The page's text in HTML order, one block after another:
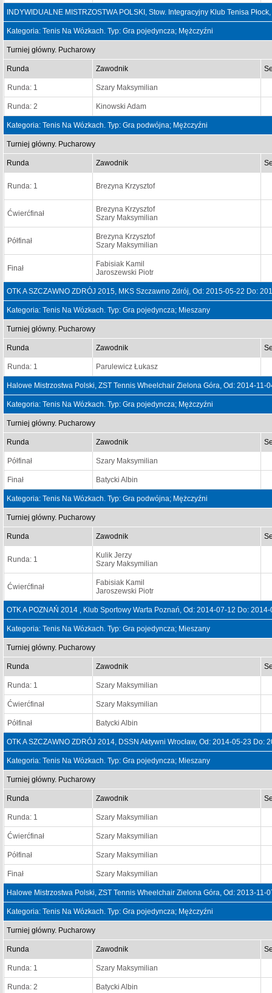
INDYWIDUALNE MISTRZOSTWA POLSKI, Stow. Integracyjny Klub Tenisa
Kategoria: Tenis Na Wózkach. Typ: Gra pojedyncza; Mężczyźni
Turniej główny. Pucharowy
Runda Zawodnik
Runda: 1 Szary Maksymilian
Runda: 2 Kinowski Adam
Kategoria: Tenis Na Wózkach. Typ: Gra podwójna; Mężczyźni
Turniej główny. Pucharowy
Runda Zawodnik
Runda: 1 Brezyna Krzysztof
Ćwierćfinał
Brezyna Krzysztof
Szary Maksymilian
Półfinał
Brezyna Krzysztof
Szary Maksymilian
Finał
Fabisiak Kamil
Jaroszewski Piotr
OTK A SZCZAWNO ZDRÓJ 2015, MKS Szczawno Zdrój, Od: 2015-05-22 Do:
Kategoria: Tenis Na Wózkach. Typ: Gra pojedyncza; Mieszany
Turniej główny. Pucharowy
Runda Zawodnik
Runda: 1 Parulewicz Łukasz
Halowe Mistrzostwa Polski, ZST Tennis Wheelchair Zielona Góra, Od: 2014-11-
Kategoria: Tenis Na Wózkach. Typ: Gra pojedyncza; Mężczyźni
Turniej główny. Pucharowy
Runda Zawodnik
Półfinał Szary Maksymilian
Finał Batycki Albin
Kategoria: Tenis Na Wózkach. Typ: Gra podwójna; Mężczyźni
Turniej główny. Pucharowy
Runda Zawodnik
Runda: 1
Kulik Jerzy
Szary Maksymilian
Ćwierćfinał
Fabisiak Kamil
Jaroszewski Piotr
OTK A POZNAŃ 2014 , Klub Sportowy Warta Poznań, Od: 2014-07-12 Do:
Kategoria: Tenis Na Wózkach. Typ: Gra pojedyncza; Mieszany
Turniej główny. Pucharowy
Runda Zawodnik
Runda: 1 Szary Maksymilian
Ćwierćfinał Szary Maksymilian
Półfinał Batycki Albin
OTK A SZCZAWNO ZDRÓJ 2014, DSSN Aktywni Wrocław, Od: 2014-05-23 Do:
Kategoria: Tenis Na Wózkach. Typ: Gra pojedyncza; Mieszany
Turniej główny. Pucharowy
Runda Zawodnik
Runda: 1 Szary Maksymilian
Ćwierćfinał Szary Maksymilian
Półfinał Szary Maksymilian
Finał Szary Maksymilian
Halowe Mistrzostwa Polski, ZST Tennis Wheelchair Zielona Góra, Od: 2013-11-
Kategoria: Tenis Na Wózkach. Typ: Gra pojedyncza; Mężczyźni
Turniej główny. Pucharowy
Runda Zawodnik
Runda: 1 Szary Maksymilian
Runda: 2 Batycki Albin